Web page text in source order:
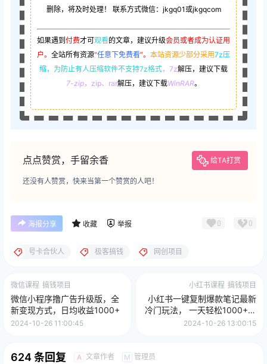
删除，将及时处理！ 联系方式微信：jkgq01或jkgqcom
如果遇到 付费才可观看的文章，建议升级会员或者成为认证用
户。 全站所有资源“任意下免费看”。 本站资源少部分采用7z压
缩， 为防止有人压缩软件不支持7z格式，7z解压，建议下载
7-zip，zip、rar解压，建议下载WinRAR。
点点赞赏，手留余香 给TA打赏
还没有人赞赏，快来当第一个赞赏的人吧！
海报分享 收藏 举报 0 0
号卡合伙人 极客搞钱 网创项目
微信课程 搞钱项目
微信小程序撸广告升级版，全
新变现方式，日均收益1000+
2024-10-26 11:00:45
小红书课程 搞钱项目
小红书一键复制爆款笔记最新
冷门玩法， 一天轻松1000+，
新手小白秒上手
2024-10-26 13:00:15
624 条回复 A 文章作者 M 管理员